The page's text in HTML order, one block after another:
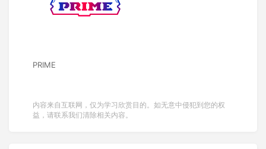
PRIME
内容来自互联网，仅为学习欣赏目的。如无意中侵犯到您的权
益，请联系我们清除相关内容。